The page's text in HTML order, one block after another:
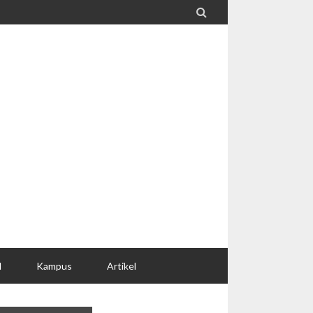

Kampus Artikel